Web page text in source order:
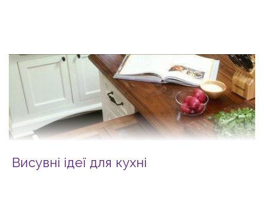
Висувні ідеї для кухні